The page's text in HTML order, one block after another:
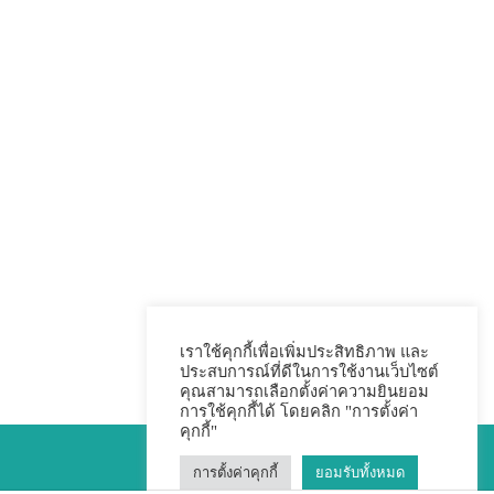
เราใช้คุกกี้เพื่อเพิ่มประสิทธิภาพ และ
ประสบการณ์ที่ดีในการใช้งานเว็บไซต์
คุณสามารถเลือกตั้งค่าความยินยอม
การใช้คุกกี้ได้ โดยคลิก "การตั้งค่า
คุกกี้"
การตั้งค่าคุกกี้ ยอมรับทั้งหมด